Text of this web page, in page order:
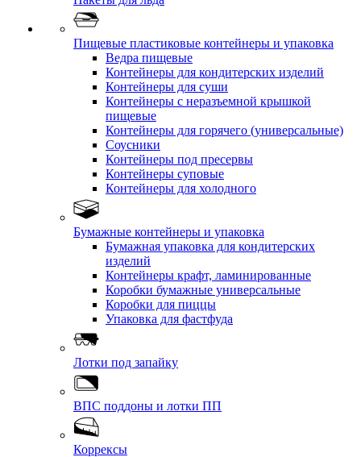
Пищевые пластиковые контейнеры и упаковка
Ведра пищевые
Контейнеры для кондитерских изделий
Контейнеры для суши
Контейнеры с неразъемной крышкой
пищевые
Контейнеры для горячего (универсальные)
Соусники
Контейнеры под пресервы
Контейнеры суповые
Контейнеры для холодного
Бумажные контейнеры и упаковка
Бумажная упаковка для кондитерских
изделий
Контейнеры крафт, ламинированные
Коробки бумажные универсальные
Коробки для пиццы
Упаковка для фастфуда
Лотки под запайку
ВПС поддоны и лотки ПП
Коррексы